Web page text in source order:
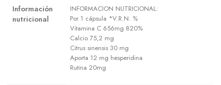
Información
nutricional
INFORMACION NUTRICIONAL:
Por 1 cápsula *V.R.N. %
Vitamina C 656mg 820%
Calcio 75,2 mg
Citrus sinensis 30 mg
Aporta 12 mg hesperidina
Rutina 20mg